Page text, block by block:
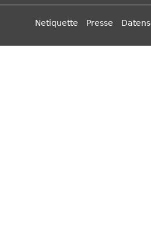
Netiquette Presse